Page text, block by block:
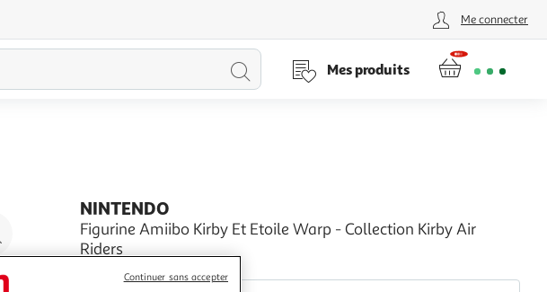
Me connecter
Lancer
Mes produits
Agrandir
l'illustration
à
Réduire
NINTENDO
Figurine Amiibo Kirby Et Etoile Warp - Collection Kirby Air
Riders
Continuer sans accepter